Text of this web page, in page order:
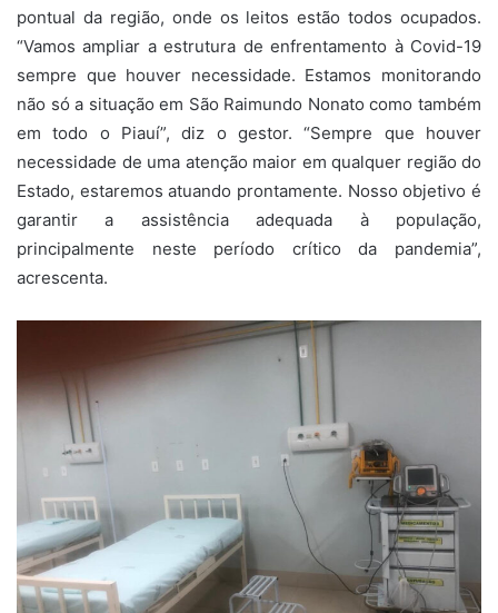
pontual da região, onde os leitos estão todos ocupados.
“Vamos ampliar a estrutura de enfrentamento à Covid-19
sempre que houver necessidade. Estamos monitorando
não só a situação em São Raimundo Nonato como também
em todo o Piauí”, diz o gestor. “Sempre que houver
necessidade de uma atenção maior em qualquer região do
Estado, estaremos atuando prontamente. Nosso objetivo é
garantir a assistência adequada à população,
principalmente neste período crítico da pandemia”,
acrescenta.